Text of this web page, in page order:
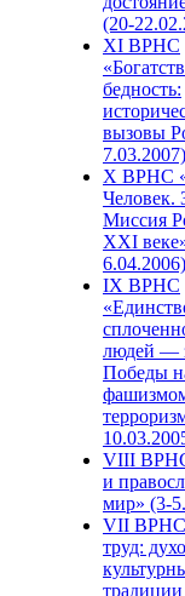
(20-
XI ВРНС
бедность:
вызовы
7.03.2007)
X ВРНС
Человек.
Миссия
XXI
6.04.2006)
IX ВРНС
людей —
Победы
VIII
и
мир» (3-
VII ВРНС
труд: